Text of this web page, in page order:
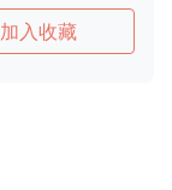
加入收藏